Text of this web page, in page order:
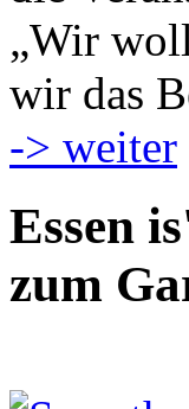
„Wir
wir das
-> weiter
Essen
zum